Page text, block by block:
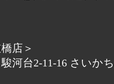
店＞
河台2-11-16 さいか